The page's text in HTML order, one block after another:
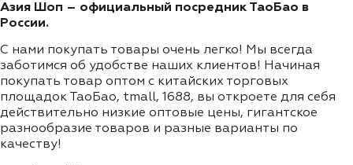
Азия Шоп – официальный посредник ТаоБао в
России.
С нами покупать товары очень легко! Мы всегда
заботимся об удобстве наших клиентов! Начиная
покупать товар оптом с китайских торговых
площадок ТаоБао, tmall, 1688, вы откроете для себя
действительно низкие оптовые цены, гигантское
разнообразие товаров и разные варианты по
качеству!